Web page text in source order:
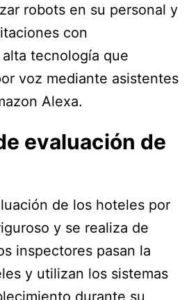
robots en su personal y
con
tecnología que
voz mediante asistentes
Alexa.
evaluación de
de los hoteles por
y se realiza de
inspectores pasan la
y utilizan los sistemas
durante su